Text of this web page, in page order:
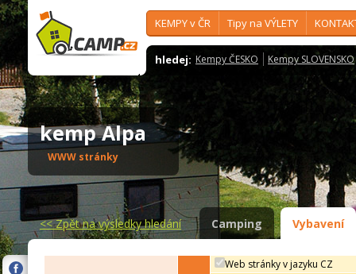
KEMPY v ČR Tipy na VÝLETY
hledej: Kempy ČESKO Kempy SLOVENSKO
kemp Alpa
WWW stránky
<<Zpět na výsledky hledání Camping Vybavení
Web stránky v jazyku CZ